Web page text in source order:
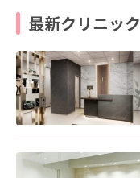
最新クリニック